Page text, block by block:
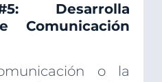
Desarrolla
Comunicación
o la